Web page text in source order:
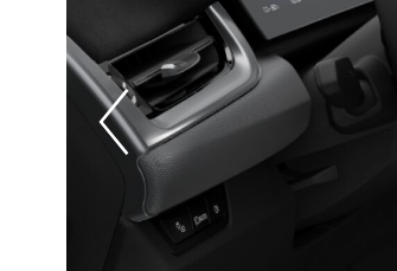
Prevoius